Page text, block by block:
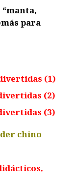
para
(1)
(2)
(3)
chino